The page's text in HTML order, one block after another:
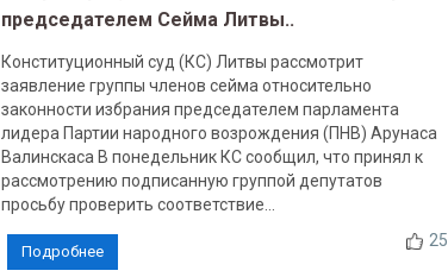
председателем Сейма Литвы..
Конституционный суд (КС) Литвы рассмотрит
заявление группы членов сейма относительно
законности избрания председателем парламента
лидера Партии народного возрождения (ПНВ) Арунаса
Валинскаса В понедельник КС сообщил, что принял к
рассмотрению подписанную группой депутатов
просьбу проверить соответствие...
25
Подробнее